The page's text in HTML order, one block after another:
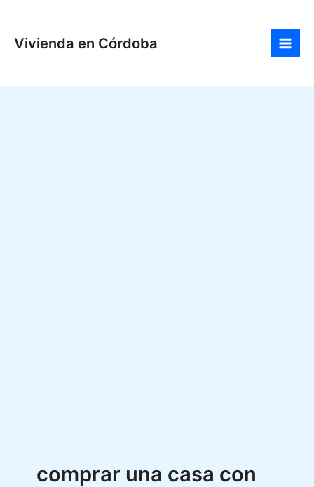
contenido
Vivienda en Córdoba
comprar una casa con